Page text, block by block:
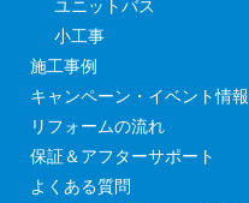
ユニットバス
小工事
施工事例
キャンペーン・イベント情報
リフォームの流れ
保証＆アフターサポート
よくある質問